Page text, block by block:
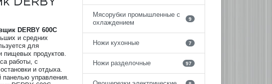
DERBY 600C
и средних
для
пищевых продуктов.
работы, с
и отдыха.
панелью управления.
Мясорубки промышленные с
охлаждением
9
Ножи кухонные 7
Ножи разделочные 97